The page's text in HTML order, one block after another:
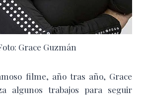
Grace Guzmán
filme, año tras año, Grace
algunos trabajos para seguir